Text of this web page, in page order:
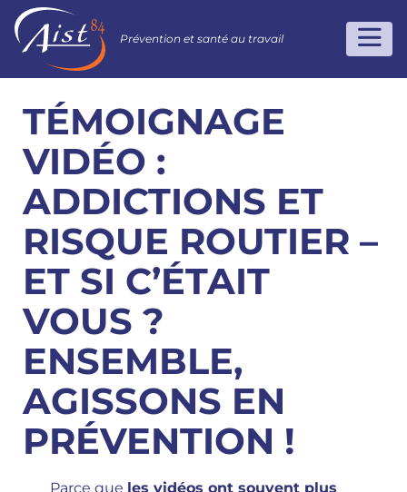
Prévention et santé au travail
TÉMOIGNAGE
VIDÉO :
ADDICTIONS ET
RISQUE ROUTIER –
ET SI C’ÉTAIT
VOUS ?
ENSEMBLE,
AGISSONS EN
PRÉVENTION !
Parce que les vidéos ont souvent plus